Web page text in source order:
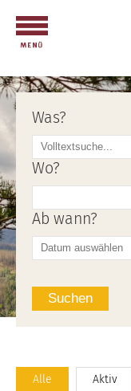
Was?
Wo?
Ab wann?
Suchen
Alle Aktiv